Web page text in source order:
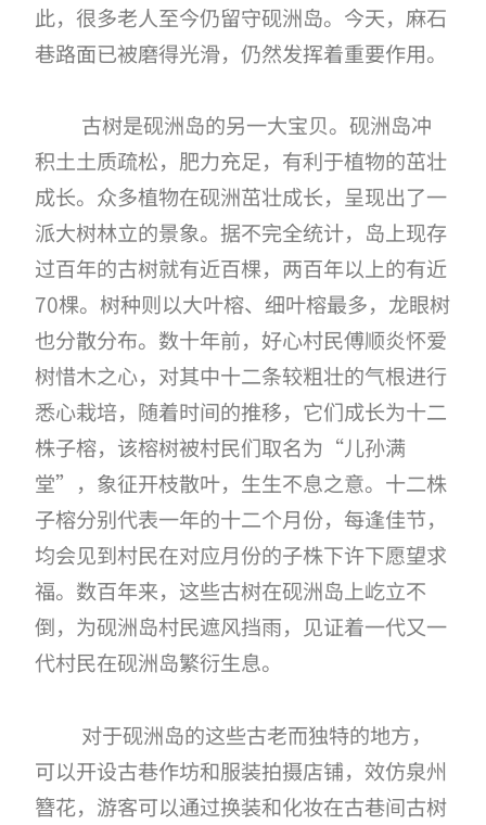
此，很多老人至今仍留守砚洲岛。今天，麻石
巷路面已被磨得光滑，仍然发挥着重要作用。
古树是砚洲岛的另一大宝贝。砚洲岛冲
积土土质疏松，肥力充足，有利于植物的茁壮
成长。众多植物在砚洲茁壮成长，呈现出了一
派大树林立的景象。据不完全统计，岛上现存
过百年的古树就有近百棵，两百年以上的有近
70棵。树种则以大叶榕、细叶榕最多，龙眼树
也分散分布。数十年前，好心村民傅顺炎怀爱
树惜木之心，对其中十二条较粗壮的气根进行
悉心栽培，随着时间的推移，它们成长为十二
株子榕，该榕树被村民们取名为“儿孙满
堂”，象征开枝散叶，生生不息之意。十二株
子榕分别代表一年的十二个月份，每逢佳节，
均会见到村民在对应月份的子株下许下愿望求
福。数百年来，这些古树在砚洲岛上屹立不
倒，为砚洲岛村民遮风挡雨，见证着一代又一
代村民在砚洲岛繁衍生息。
对于砚洲岛的这些古老而独特的地方，
可以开设古巷作坊和服装拍摄店铺，效仿泉州
簪花，游客可以通过换装和化妆在古巷间古树